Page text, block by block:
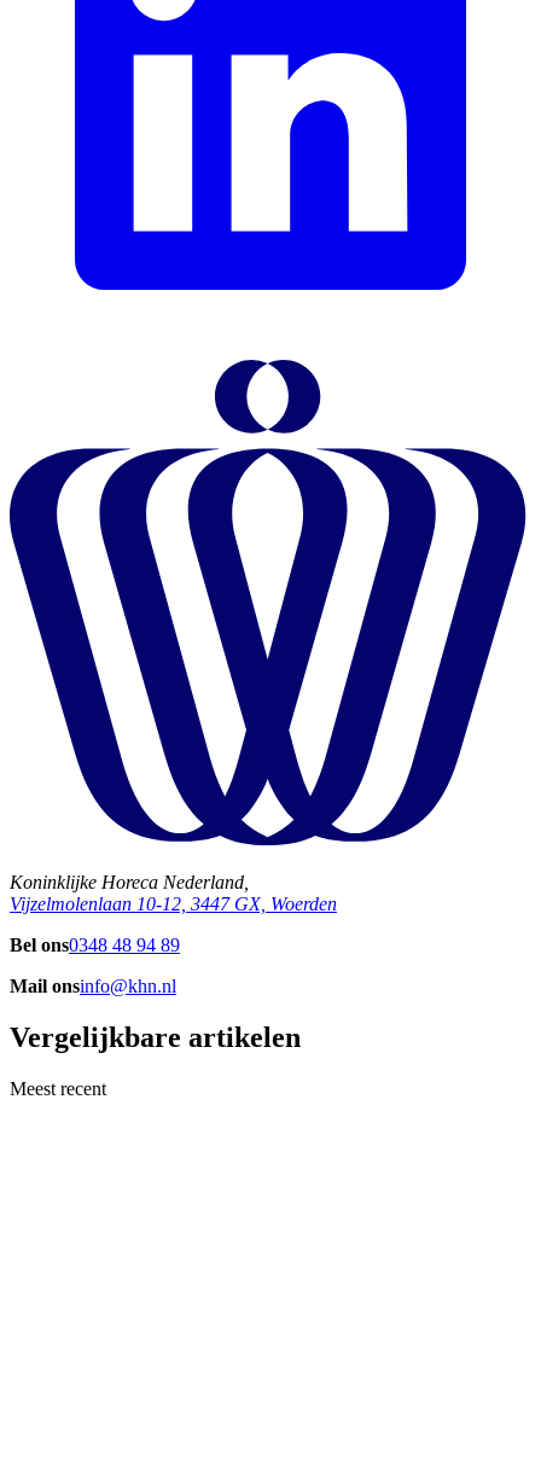
Koninklijke Horeca Nederland,
Vijzelmolenlaan 10-12, 3447 GX, Woerden
Bel ons0348 48 94 89
Mail onsinfo@khn.nl
Vergelijkbare artikelen
Meest recent